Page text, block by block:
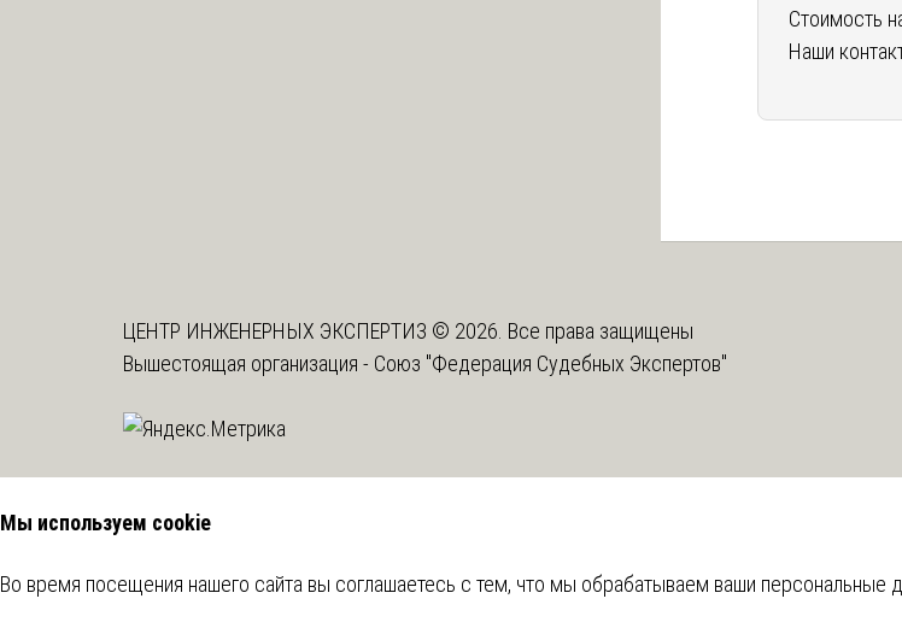
Стоимость
Наши
ЦЕНТР ИНЖЕНЕРНЫХ ЭКСПЕРТИЗ © 2026. Все права защищены
Вышестоящая организация - Союз "Федерация Судебных Экспертов"
Мы используем cookie
Во время посещения нашего сайта вы соглашаетесь с тем, что мы обрабатываем ваши персональные